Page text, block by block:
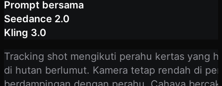
Prompt bersama
Seedance 2.0
Kling 3.0
Tracking shot mengikuti perahu kertas yang
di hutan berlumut. Kamera tetap rendah di